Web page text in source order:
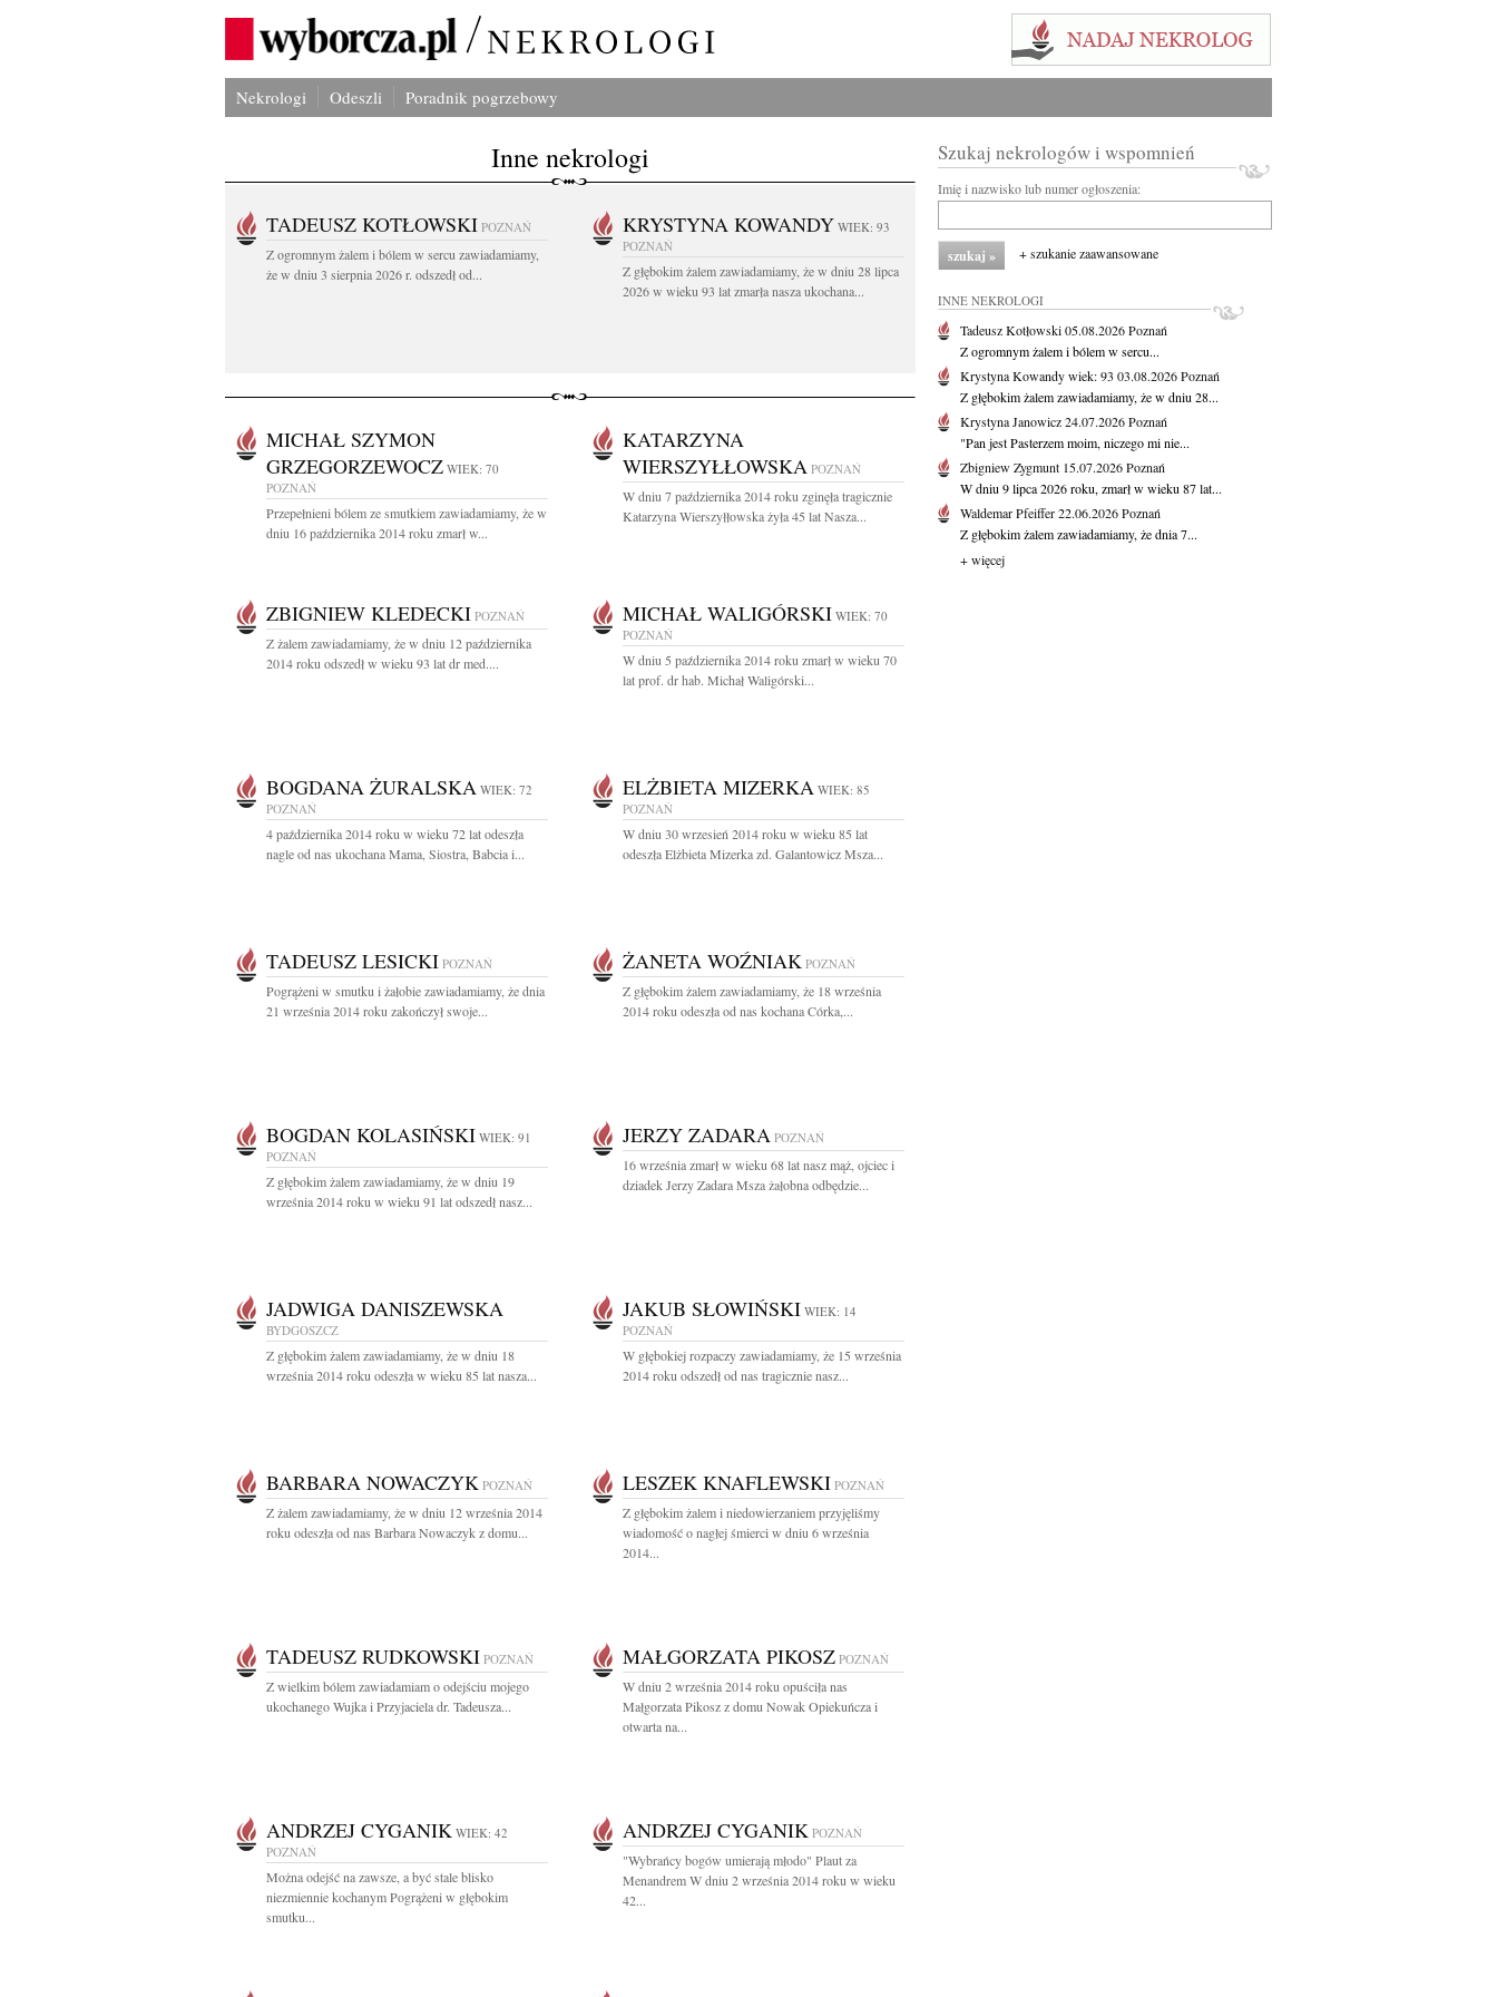
Nekrologi Odeszli Poradnik pogrzebowy
Inne nekrologi
TADEUSZ KOTŁOWSKI POZNAŃ
Z ogromnym żalem i bólem w sercu zawiadamiamy,
że w dniu 3 sierpnia 2026 r. odszedł od...
KRYSTYNA KOWANDY WIEK: 93
POZNAŃ
Z głębokim żalem zawiadamiamy, że w dniu 28 lipca
2026 w wieku 93 lat zmarła nasza ukochana...
MICHAŁ SZYMON
GRZEGORZEWOCZ WIEK: 70
POZNAŃ
Przepełnieni bólem ze smutkiem zawiadamiamy, że w
dniu 16 października 2014 roku zmarł w...
KATARZYNA
WIERSZYŁŁOWSKA POZNAŃ
W dniu 7 października 2014 roku zginęła tragicznie
Katarzyna Wierszyłłowska żyła 45 lat Nasza...
ZBIGNIEW KLEDECKI POZNAŃ
Z żalem zawiadamiamy, że w dniu 12 października
2014 roku odszedł w wieku 93 lat dr med....
MICHAŁ WALIGÓRSKI WIEK: 70
POZNAŃ
W dniu 5 października 2014 roku zmarł w wieku 70
lat prof. dr hab. Michał Waligórski...
BOGDANA ŻURALSKA WIEK: 72
POZNAŃ
4 października 2014 roku w wieku 72 lat odeszła
nagle od nas ukochana Mama, Siostra, Babcia i...
ELŻBIETA MIZERKA WIEK: 85
POZNAŃ
W dniu 30 wrzesień 2014 roku w wieku 85 lat
odeszła Elżbieta Mizerka zd. Galantowicz Msza...
TADEUSZ LESICKI POZNAŃ
Pogrążeni w smutku i żałobie zawiadamiamy, że dnia
21 września 2014 roku zakończył swoje...
ŻANETA WOŹNIAK POZNAŃ
Z głębokim żalem zawiadamiamy, że 18 września
2014 roku odeszła od nas kochana Córka,...
BOGDAN KOLASIŃSKI WIEK: 91
POZNAŃ
Z głębokim żalem zawiadamiamy, że w dniu 19
września 2014 roku w wieku 91 lat odszedł nasz...
JERZY ZADARA POZNAŃ
16 września zmarł w wieku 68 lat nasz mąż, ojciec i
dziadek Jerzy Zadara Msza żałobna odbędzie...
JADWIGA DANISZEWSKA
BYDGOSZCZ
Z głębokim żalem zawiadamiamy, że w dniu 18
września 2014 roku odeszła w wieku 85 lat nasza...
JAKUB SŁOWIŃSKI WIEK: 14
POZNAŃ
W głębokiej rozpaczy zawiadamiamy, że 15 września
2014 roku odszedł od nas tragicznie nasz...
BARBARA NOWACZYK POZNAŃ
Z żalem zawiadamiamy, że w dniu 12 września 2014
roku odeszła od nas Barbara Nowaczyk z domu...
LESZEK KNAFLEWSKI POZNAŃ
Z głębokim żalem i niedowierzaniem przyjęliśmy
wiadomość o nagłej śmierci w dniu 6 września
2014...
TADEUSZ RUDKOWSKI POZNAŃ
Z wielkim bólem zawiadamiam o odejściu mojego
ukochanego Wujka i Przyjaciela dr. Tadeusza...
MAŁGORZATA PIKOSZ POZNAŃ
W dniu 2 września 2014 roku opuściła nas
Małgorzata Pikosz z domu Nowak Opiekuńcza i
otwarta na...
ANDRZEJ CYGANIK WIEK: 42
POZNAŃ
Można odejść na zawsze, a być stale blisko
niezmiennie kochanym Pogrążeni w głębokim
smutku...
ANDRZEJ CYGANIK POZNAŃ
"Wybrańcy bogów umierają młodo" Plaut za
Menandrem W dniu 2 września 2014 roku w wieku
42...
Szukaj nekrologów i wspomnień
Imię i nazwisko lub numer ogłoszenia:
+ szukanie zaawansowane
INNE NEKROLOGI
Tadeusz Kotłowski05.08.2026Poznań
Z ogromnym żalem i bólem w sercu...
Krystyna Kowandywiek: 93 03.08.2026Poznań
Z głębokim żalem zawiadamiamy, że w dniu 28...
Krystyna Janowicz24.07.2026Poznań
"Pan jest Pasterzem moim, niczego mi nie...
Zbigniew Zygmunt 15.07.2026Poznań
W dniu 9 lipca 2026 roku, zmarł w wieku 87 lat...
Waldemar Pfeiffer22.06.2026Poznań
Z głębokim żalem zawiadamiamy, że dnia 7...
+ więcej